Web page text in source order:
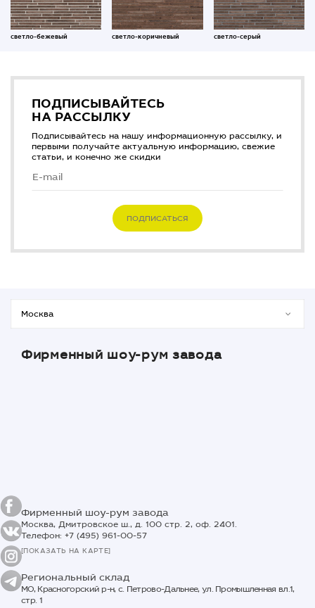
светло-бежевый светло-коричневый светло-серый
ПОДПИСЫВАЙТЕСЬ
НА РАССЫЛКУ
Подписывайтесь на нашу информационную рассылку, и
первыми получайте актуальную информацию, свежие
статьи, и конечно же скидки
ПОДПИСАТЬСЯ
Фирменный шоу-рум завода
Фирменный шоу-рум завода
Москва, Дмитровское ш., д. 100 стр. 2, оф. 2401.
Телефон: +7 (495) 961-00-57
[ПОКАЗАТЬ НА КАРТЕ]
Региональный склад
МО, Красногорский р-н, с. Петрово-Дальнее, ул. Промышленная вл.1,
стр. 1